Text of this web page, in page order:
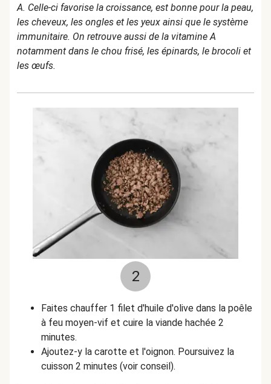
A. Celle-ci favorise la croissance, est bonne pour la peau,
les cheveux, les ongles et les yeux ainsi que le système
immunitaire. On retrouve aussi de la vitamine A
notamment dans le chou frisé, les épinards, le brocoli et
les œufs.
2
Faites chauffer 1 filet d'huile d'olive dans la poêle
à feu moyen-vif et cuire la viande hachée 2
minutes.
Ajoutez-y la carotte et l'oignon. Poursuivez la
cuisson 2 minutes (voir conseil).